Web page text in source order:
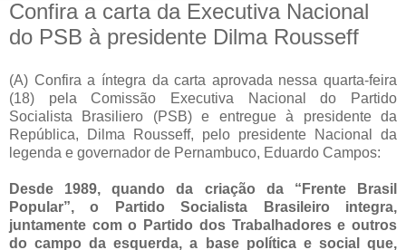
Confira a carta da Executiva Nacional
do PSB à presidente Dilma Rousseff
(A) Confira a íntegra da carta aprovada nessa quarta-feira
(18) pela Comissão Executiva Nacional do Partido
Socialista Brasiliero (PSB) e entregue à presidente da
República, Dilma Rousseff, pelo presidente Nacional da
legenda e governador de Pernambuco, Eduardo Campos:
Desde 1989, quando da criação da “Frente Brasil
Popular”, o Partido Socialista Brasileiro integra,
juntamente com o Partido dos Trabalhadores e outros
do campo da esquerda, a base política e social que,